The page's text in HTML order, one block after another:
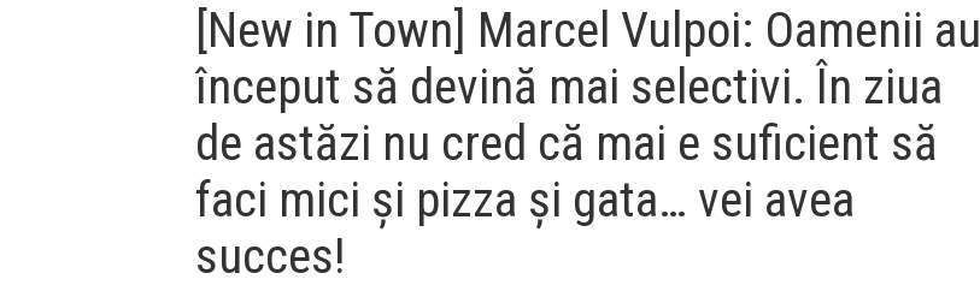
[New in Town] Marcel Vulpoi: Oamenii au
început să devină mai selectivi. În ziua
de astăzi nu cred că mai e suficient să
faci mici și pizza și gata… vei avea
succes!